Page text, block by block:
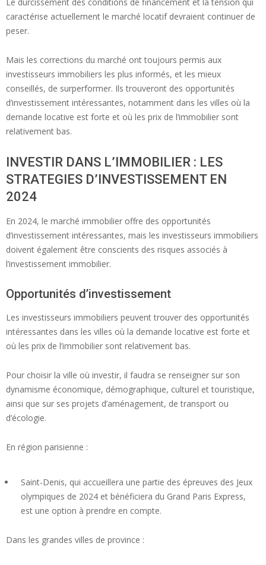
Le durcissement des conditions de financement et la tension qui
caractérise actuellement le marché locatif devraient continuer de
peser.
Mais les corrections du marché ont toujours permis aux
investisseurs immobiliers les plus informés, et les mieux
conseillés, de surperformer. Ils trouveront des opportunités
d’investissement intéressantes, notamment dans les villes où la
demande locative est forte et où les prix de l’immobilier sont
relativement bas.
INVESTIR DANS L’IMMOBILIER : LES
STRATEGIES D’INVESTISSEMENT EN
2024
En 2024, le marché immobilier offre des opportunités
d’investissement intéressantes, mais les investisseurs immobiliers
doivent également être conscients des risques associés à
l’investissement immobilier.
Opportunités d’investissement
Les investisseurs immobiliers peuvent trouver des opportunités
intéressantes dans les villes où la demande locative est forte et
où les prix de l’immobilier sont relativement bas.
Pour choisir la ville où investir, il faudra se renseigner sur son
dynamisme économique, démographique, culturel et touristique,
ainsi que sur ses projets d’aménagement, de transport ou
d’écologie.
En région parisienne :
Saint-Denis, qui accueillera une partie des épreuves des Jeux
olympiques de 2024 et bénéficiera du Grand Paris Express,
est une option à prendre en compte.
Dans les grandes villes de province :